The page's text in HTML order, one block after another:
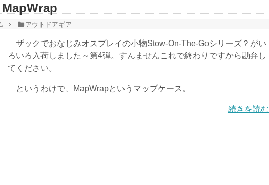
アウトドアギア
ザックでおなじみオスプレイの小物Stow-On-The-Goシリーズ？がい
ろいろ入荷しました～第4弾。すんませんこれで終わりですから勘弁し
てください。
というわけで、MapWrapというマップケース。
続きを読む